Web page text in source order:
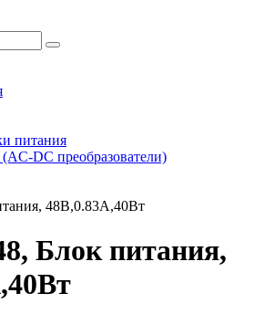
питания
DC преобразователи)
48В,0.83А,40Вт
Блок питания,